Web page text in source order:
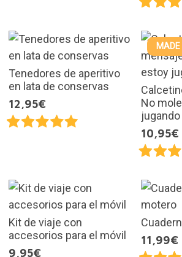
Tenedores de aperitivo
en lata de conservas
12,95€
MADE
No
jugando
10,95€
Kit de viaje con
accesorios para el móvil
9,95€
11,99€